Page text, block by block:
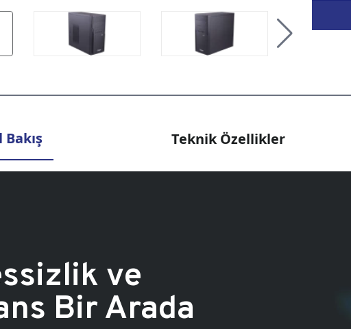
Bakış Teknik Özellikler
ve
Bir Arada